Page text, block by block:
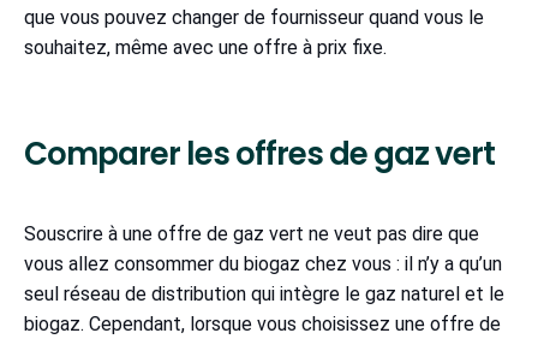
que vous pouvez changer de fournisseur quand vous le
souhaitez, même avec une offre à prix fixe.
Comparer les offres de gaz vert
Souscrire à une offre de gaz vert ne veut pas dire que
vous allez consommer du biogaz chez vous : il n’y a qu’un
seul réseau de distribution qui intègre le gaz naturel et le
biogaz. Cependant, lorsque vous choisissez une offre de